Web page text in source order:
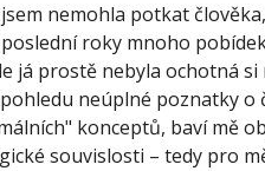
nemohla potkat
poslední roky mnoho
já prostě nebyla ochotná
neúplné poznatky o
konceptů, baví mě
souvislosti – tedy pro